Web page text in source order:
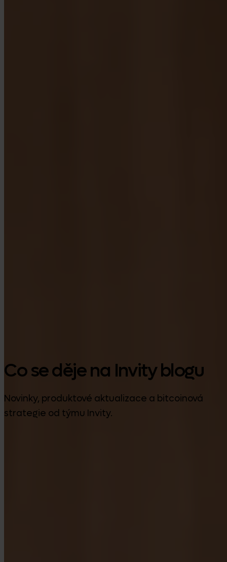
Co se děje na Invity blogu
Novinky, produktové aktualizace a bitcoinová
strategie od týmu Invity.